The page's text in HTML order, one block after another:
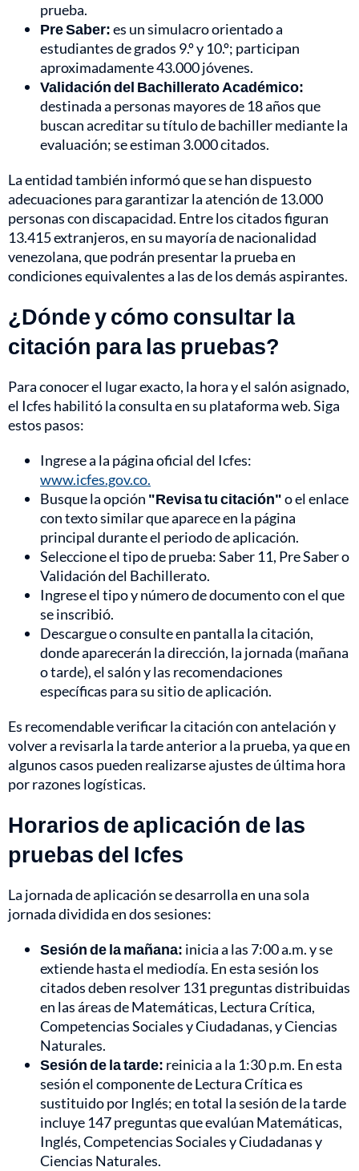
prueba.
Pre Saber:es un simulacro orientado a
estudiantes de grados 9.º y 10.º; participan
aproximadamente 43.000 jóvenes.
Validación del Bachillerato Académico:
destinada a personas mayores de 18 años que
buscan acreditar su título de bachiller mediante la
evaluación; se estiman 3.000 citados.
La entidad también informó que se han dispuesto
adecuaciones para garantizar la atención de 13.000
personas con discapacidad. Entre los citados figuran
13.415 extranjeros, en su mayoría de nacionalidad
venezolana, que podrán presentar la prueba en
condiciones equivalentes a las de los demás aspirantes.
¿Dónde y cómo consultar la
citación para las pruebas?
Para conocer el lugar exacto, la hora y el salón asignado,
el Icfes habilitó la consulta en su plataforma web. Siga
estos pasos:
Ingrese a la página oficial del Icfes:
www.icfes.gov.co.
Busque la opción "Revisa tu citación"o el enlace
con texto similar que aparece en la página
principal durante el periodo de aplicación.
Seleccione el tipo de prueba: Saber 11, Pre Saber o
Validación del Bachillerato.
Ingrese el tipo y número de documento con el que
se inscribió.
Descargue o consulte en pantalla la citación,
donde aparecerán la dirección, la jornada (mañana
o tarde), el salón y las recomendaciones
específicas para su sitio de aplicación.
Es recomendable verificar la citación con antelación y
volver a revisarla la tarde anterior a la prueba, ya que en
algunos casos pueden realizarse ajustes de última hora
por razones logísticas.
Horarios de aplicación de las
pruebas del Icfes
La jornada de aplicación se desarrolla en una sola
jornada dividida en dos sesiones:
Sesión de la mañana: inicia a las 7:00 a.m. y se
extiende hasta el mediodía. En esta sesión los
citados deben resolver 131 preguntas distribuidas
en las áreas de Matemáticas, Lectura Crítica,
Competencias Sociales y Ciudadanas, y Ciencias
Naturales.
Sesión de la tarde: reinicia a la 1:30 p.m. En esta
sesión el componente de Lectura Crítica es
sustituido por Inglés; en total la sesión de la tarde
incluye 147 preguntas que evalúan Matemáticas,
Inglés, Competencias Sociales y Ciudadanas y
Ciencias Naturales.